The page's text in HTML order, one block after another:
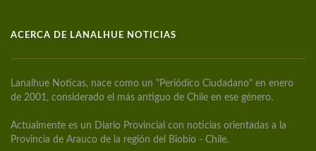
ACERCA DE LANALHUE NOTICIAS
Lanalhue Noticas, nace como un "Periódico Ciudadano" en enero
de 2001, considerado el más antiguo de Chile en ese género.
Actualmente es un Diario Provincial con noticias orientadas a la
Provincia de Arauco de la región del Biobío - Chile.